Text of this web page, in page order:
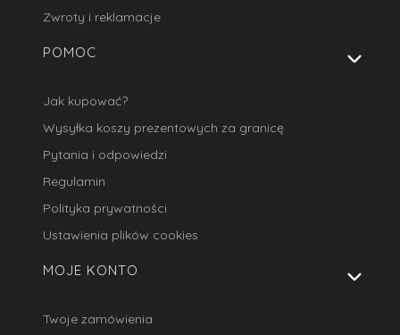
Zwroty i reklamacje
POMOC
Jak kupować?
Wysyłka koszy prezentowych za granicę
Pytania i odpowiedzi
Regulamin
Polityka prywatności
Ustawienia plików cookies
MOJE KONTO
Twoje zamówienia